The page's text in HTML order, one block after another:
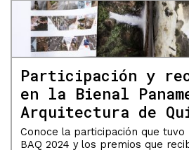
Participación y
en la Bienal
Arquitectura de
Conoce la participación que tuvo
BAQ 2024 y los premios que